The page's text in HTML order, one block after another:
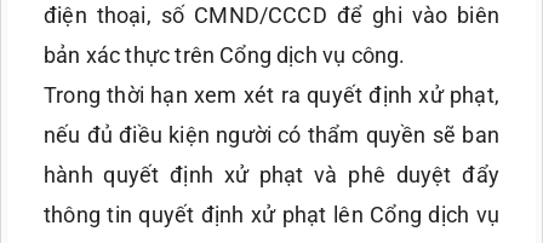
điện thoại, số CMND/CCCD để ghi vào biên
bản xác thực trên Cổng dịch vụ công.
Trong thời hạn xem xét ra quyết định xử phạt,
nếu đủ điều kiện người có thẩm quyền sẽ ban
hành quyết định xử phạt và phê duyệt đẩy
thông tin quyết định xử phạt lên Cổng dịch vụ